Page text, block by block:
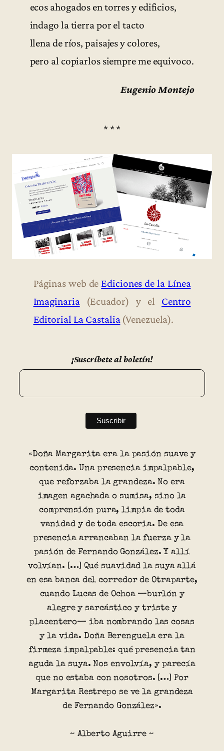
ecos ahogados en torres y edificios,
indago la tierra por el tacto
llena de ríos, paisajes y colores,
pero al copiarlos siempre me equivoco.
Eugenio Montejo
* * *
Páginas web de Ediciones de la Línea
Imaginaria(Ecuador) y el Centro
Editorial La Castalia(Venezuela).
¡Suscríbete al boletín!
«Doña Margarita era la pasión suave y
contenida. Una presencia impalpable,
que reforzaba la grandeza. No era
imagen agachada o sumisa, sino la
comprensión pura, limpia de toda
vanidad y de toda escoria. De esa
presencia arrancaban la fuerza y la
pasión de Fernando González. Y allí
volvían. […] Qué suavidad la suya allá
en esa banca del corredor de Otraparte,
cuando Lucas de Ochoa —burlón y
alegre y sarcástico y triste y
placentero— iba nombrando las cosas
y la vida. Doña Berenguela era la
firmeza impalpable: qué presencia tan
aguda la suya. Nos envolvía, y parecía
que no estaba con nosotros. […] Por
Margarita Restrepo se ve la grandeza
de Fernando González».
~ Alberto Aguirre ~